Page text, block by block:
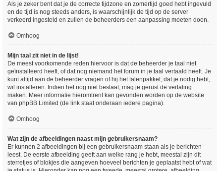
Als je zeker bent dat je de correcte tijdzone en zomertijd goed hebt ingevuld
en de tijd is nog steeds anders, is waarschijnlijk de tijd op de server
verkeerd ingesteld en zullen de beheerders een aanpassing moeten doen.
Omhoog
Mijn taal zit niet in de lijst!
De meest voorkomende reden hiervoor is dat de beheerder je taal niet
geïnstalleerd heeft, of dat nog niemand het forum in je taal vertaald heeft. Je
kunt altijd aan de beheerder vragen of hij het talenpakket, dat je nodig hebt,
wil installeren. Indien het nog niet bestaat, mag je gerust de vertaling
maken. Meer informatie hieromtrent kan gevonden worden op de website
van phpBB Limited (de link staat onderaan iedere pagina).
Omhoog
Wat zijn de afbeeldingen naast mijn gebruikersnaam?
Er kunnen 2 afbeeldingen bij een gebruikersnaam staan als je berichten
leest. De eerste afbeelding geeft aan welke rang je hebt, meestal zijn dit
sterretjes of blokjes die aangeven hoeveel berichten je geplaatst hebt of wat